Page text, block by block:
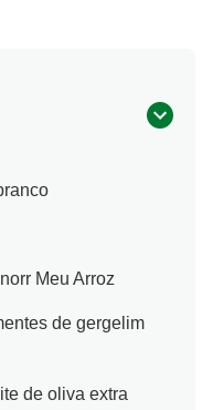
Meu Arroz
de gergelim
de oliva extra